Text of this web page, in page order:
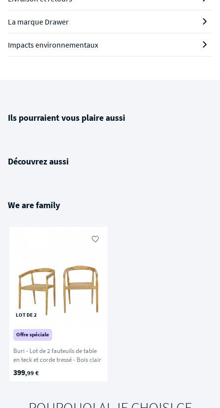
La marque Drawer
Impacts environnementaux
Ils pourraient vous plaire aussi
Découvrez aussi
We are family
LOT DE 2
Offre spéciale
Buri - Lot de 2 fauteuils de table
en teck et corde tressé - Bois clair
399,99 €